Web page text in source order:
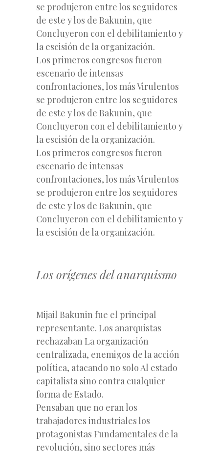
se produjeron entre los seguidores
de este y los de Bakunin, que
Concluyeron con el debilitamiento y
la escisión de la organización.
Los primeros congresos fueron
escenario de intensas
confrontaciones, los más Virulentos
se produjeron entre los seguidores
de este y los de Bakunin, que
Concluyeron con el debilitamiento y
la escisión de la organización.
Los primeros congresos fueron
escenario de intensas
confrontaciones, los más Virulentos
se produjeron entre los seguidores
de este y los de Bakunin, que
Concluyeron con el debilitamiento y
la escisión de la organización.
Los orígenes del anarquismo
Mijail Bakunin fue el principal
representante. Los anarquistas
rechazaban La organización
centralizada, enemigos de la acción
política, atacando no solo Al estado
capitalista sino contra cualquier
forma de Estado.
Pensaban que no eran los
trabajadores industriales los
protagonistas Fundamentales de la
revolución, sino sectores más